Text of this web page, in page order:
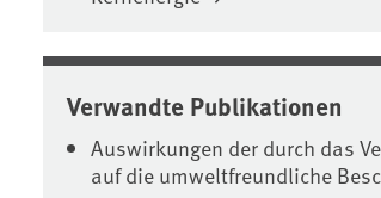
Verwandte Publikationen
Auswirkungen der durch das
auf die umweltfreundliche